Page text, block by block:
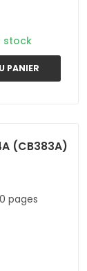
stock
PANIER
(CB383A)
pages